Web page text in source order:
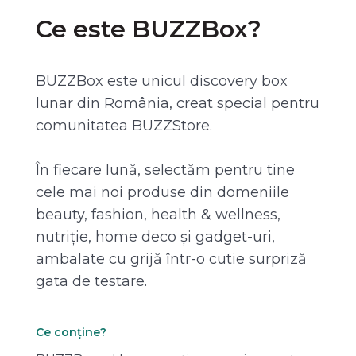
Ce este BUZZBox?
BUZZBox este unicul discovery box
lunar din România, creat special pentru
comunitatea BUZZStore.
În fiecare lună, selectăm pentru tine
cele mai noi produse din domeniile
beauty, fashion, health & wellness,
nutriție, home deco și gadget-uri,
ambalate cu grijă într-o cutie surpriză
gata de testare.
Ce conține?